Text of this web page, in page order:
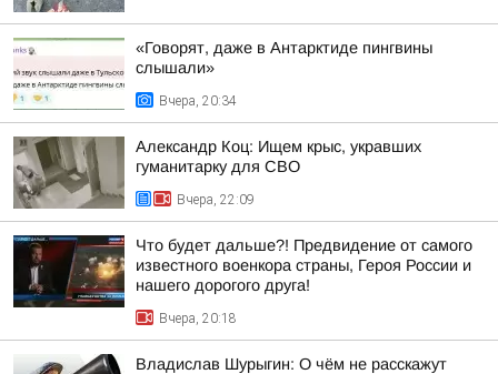
«Говорят, даже в Антарктиде пингвины
слышали»
Вчера, 20:34
Александр Коц: Ищем крыс, укравших
гуманитарку для СВО
Вчера, 22:09
Что будет дальше?! Предвидение от самого
известного военкора страны, Героя России и
нашего дорогого друга!
Вчера, 20:18
Владислав Шурыгин: О чём не расскажут